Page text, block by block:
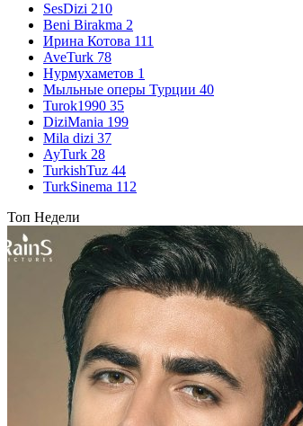
SesDizi 210
Beni Birakma 2
Ирина Котова 111
AveTurk 78
Нурмухаметов 1
Мыльные оперы Турции 40
Turok1990 35
DiziMania 199
Mila dizi 37
AyTurk 28
TurkishTuz 44
TurkSinema 112
Топ Недели